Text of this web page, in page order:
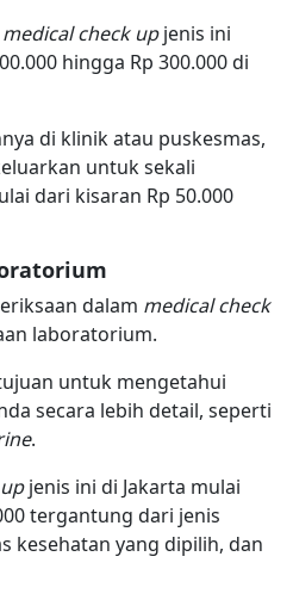
medical check upjenis ini
hingga Rp 300.000 di
di klinik atau puskesmas,
untuk sekali
dari kisaran Rp 50.000
dalam medical check
laboratorium.
untuk mengetahui
secara lebih detail, seperti
.
jenis ini di Jakarta mulai
tergantung dari jenis
kesehatan yang dipilih, dan